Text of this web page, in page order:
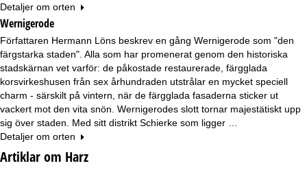
Detaljer om orten
Wernigerode
Författaren Hermann Löns beskrev en gång Wernigerode som "den
färgstarka staden". Alla som har promenerat genom den historiska
stadskärnan vet varför: de påkostade restaurerade, färgglada
korsvirkeshusen från sex århundraden utstrålar en mycket speciell
charm - särskilt på vintern, när de färgglada fasaderna sticker ut
vackert mot den vita snön. Wernigerodes slott tornar majestätiskt upp
sig över staden. Med sitt distrikt Schierke som ligger …
Detaljer om orten
Artiklar om Harz